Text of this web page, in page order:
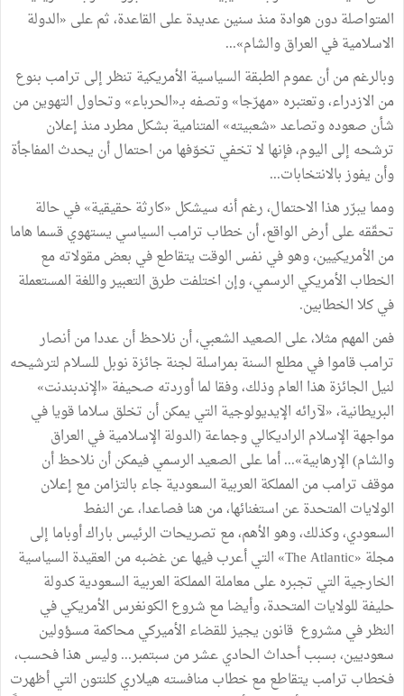
المتواصلةدون هوادةمنذسنينعديدةعلى القاعدة،ثمعلى «الدولة
الاسلاميةفي العراقوالشام»
...
وبالرغممنأنعموم الطبقة السياسية الأمريكية تنظرإلى ترامب بنوع
من الازدراء،وتعتبره «مهرّجا»وتصفه بـ«الحرباء»وتحاول التهوينمن
شأن صعودهوتصاعد«شعبيته» المتنامية بشكلمطردمنذإعلان
ترشحه إلى اليوم،فإنها لاتخفي تخوّفهامن احتمالأن يحدث المفاجأة
وأن يفوزبالانتخابات...
ومما يبرّرهذا الاحتمال،رغمأنه سيشكل «كارثةحقيقية»فيحالة
تحقّقهعلىأرض الواقع،أنخطاب ترامب السياسي يستهويقسما هاما
من الأمريكيين،وهوفي نفس الوقت يتقاطعفي بعضمقولاتهمع
الخطاب الأمريكي الرسمي،وإن اختلفت طرق التعبيرواللغة المستعملة
فيكلاالخطابين.
فمن المهممثلا،على الصعيدالشعبي،أن نلاحظأنعددامنأنصار
ترامبقاموافيمطلع السنة بمراسلة لجنةجائزة نوبل للسلام لترشيحه
لنيل الجائزة هذا العاموذلك،وفقا لماأوردته صحيفة «الإندبندنت»
البريطانية،«لآرائه الإيديولوجية التي يمكنأن تخلق سلاماقويافي
مواجهة الإسلام الراديكاليوجماعة(الدولة الإسلاميةفي العراق
والشام)الإرهابية»
...أماعلى الصعيدالرسميفيمكنأن نلاحظأن
موقف ترامبمن المملكة العربية السعوديةجاء بالتزامنمع إعلان
الولايات المتحدةعن استغنائها،من هنافصاعدا،عن النفط
السعودي،وكذلك،وهوالأهم،مع تصريحات الرئيس باراكأوباما إلى
مجلة «
The Atlantic
» التيأعربفيهاعنغضبهمن العقيدة السياسية
الخارجية التي تجبرهعلىمعاملة المملكة العربية السعوديةكدولة
حليفة للولايات المتحدة،وأيضامع شروع الكونغرس الأمريكيفي
النظرفيمشروع قانون يجيزللقضاء الأميركيمحاكمةمسؤولين
سعوديين،بسببأحداث الحاديعشرمن سبتمبر...وليس هذافحسب،
فخطاب ترامب يتقاطعمعخطابمنافسته هيلاريكلنتون التيأظهرت